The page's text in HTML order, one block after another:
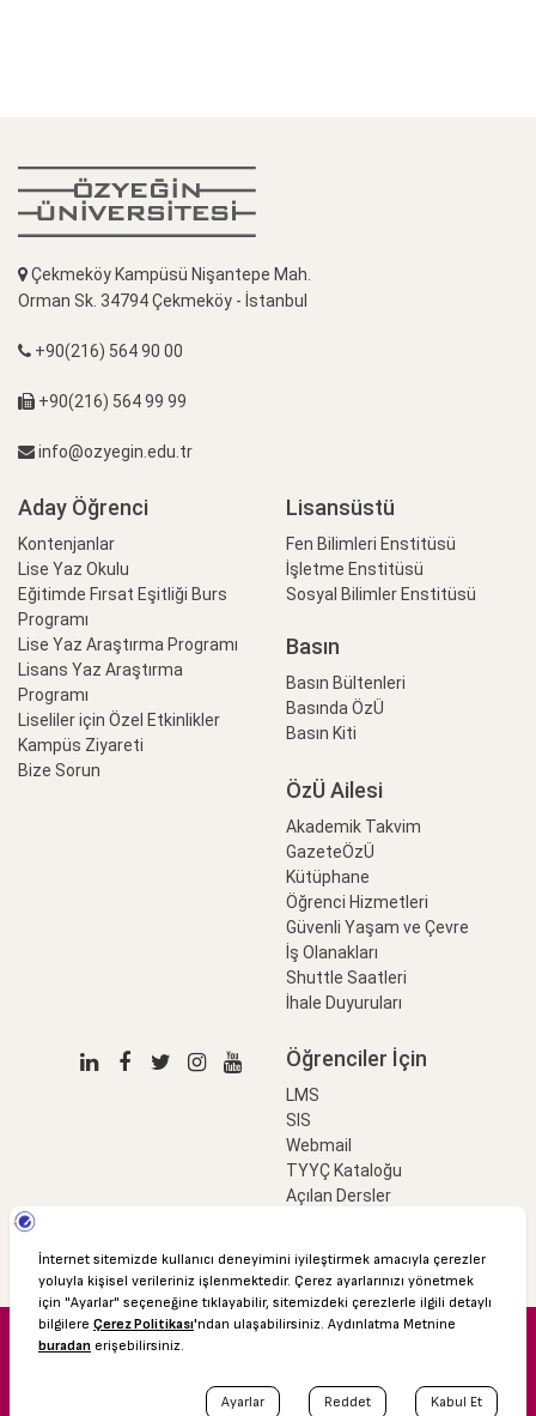
Çekmeköy Kampüsü Nişantepe Mah.
Orman Sk. 34794 Çekmeköy - İstanbul
+90(216) 564 90 00
+90(216) 564 99 99
info@ozyegin.edu.tr
Aday Öğrenci
Kontenjanlar
Lise Yaz Okulu
Eğitimde Fırsat Eşitliği Burs
Programı
Lise Yaz Araştırma Programı
Lisans Yaz Araştırma
Programı
Liseliler için Özel Etkinlikler
Kampüs Ziyareti
Bize Sorun
Lisansüstü
Fen Bilimleri Enstitüsü
İşletme Enstitüsü
Sosyal Bilimler Enstitüsü
Basın
Basın Bültenleri
Basında ÖzÜ
Basın Kiti
ÖzÜ Ailesi
Akademik Takvim
GazeteÖzÜ
Kütüphane
Öğrenci Hizmetleri
Güvenli Yaşam ve Çevre
İş Olanakları
Shuttle Saatleri
İhale Duyuruları
Öğrenciler İçin
LMS
SIS
Webmail
TYYÇ Kataloğu
Açılan Dersler
© 2016 Özyeğin Üniversitesi
Akademik Takvim
Kişisel Verilerin Korunması